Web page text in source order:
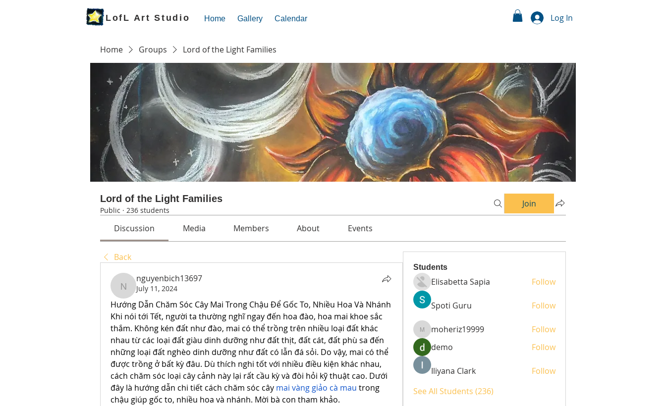
LofL Art Studio Home Gallery Calendar Log In
Home Groups Lord of the Light Families
Lord of the Light Families
Public · 236 students
Join
Discussion Media Members About Events
Back
nguyenbich13697
nguyenbich13697
July 11, 2024
Hướng Dẫn Chăm Sóc Cây Mai Trong Chậu Để Gốc To, Nhiều Hoa Và Nhánh
Khi nói tới Tết, người ta thường nghĩ ngay đến hoa đào, hoa mai khoe sắc
thắm. Không kén đất như đào, mai có thể trồng trên nhiều loại đất khác
nhau từ các loại đất giàu dinh dưỡng như đất thịt, đất cát, đất phù sa đến
những loại đất nghèo dinh dưỡng như đất có lẫn đá sỏi. Do vậy, mai có thể
được trồng ở bất kỳ đâu. Dù thích nghi tốt với nhiều điều kiện khác nhau,
cách chăm sóc loại cây cảnh này lại rất cầu kỳ và đòi hỏi kỹ thuật cao. Dưới
đây là hướng dẫn chi tiết cách chăm sóc cây mai vàng giảo cà mau trong
chậu giúp gốc to, nhiều hoa và nhánh. Mời bà con tham khảo.
Students
Elisabetta Sapia Follow
Spoti Guru Follow
moheriz19999
moheriz19999
Follow
demo
Follow
Iliyana Clark
Follow
See All Students (236)